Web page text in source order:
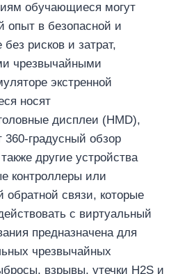
обучающиеся могут
опыт в безопасной и
рисков и затрат,
чрезвычайными
экстренной
носят
дисплеи (HMD),
360-градусный обзор
другие устройства
контроллеры или
обратной связи, которые
с виртуальный
предназначена для
чрезвычайных
взрывы, утечки H2S и